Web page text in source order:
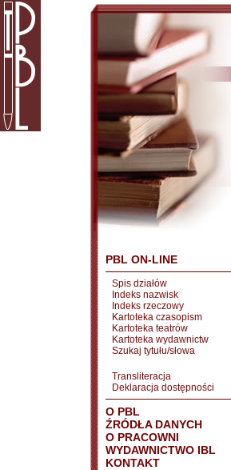
PBL ON-LINE
Spis działów
Indeks nazwisk
Indeks rzeczowy
Kartoteka czasopism
Kartoteka teatrów
Kartoteka wydawnictw
Szukaj tytułu/słowa
Transliteracja
Deklaracja dostępności
O PBL
ŹRÓDŁA DANYCH
O PRACOWNI
WYDAWNICTWO IBL
KONTAKT